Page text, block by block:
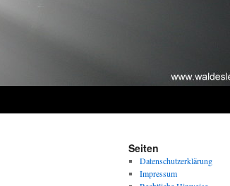
Seiten
Datenschutzerklärung
Impressum